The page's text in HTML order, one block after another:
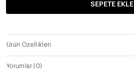
SEPETE EKLE
Ürün Özellikleri
Yorumlar(0)